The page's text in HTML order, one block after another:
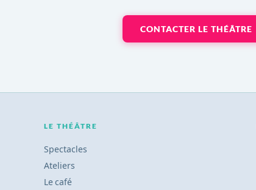
CONTACTER LE THÉÂTRE
LE THÉÂTRE
Spectacles
Ateliers
Le café